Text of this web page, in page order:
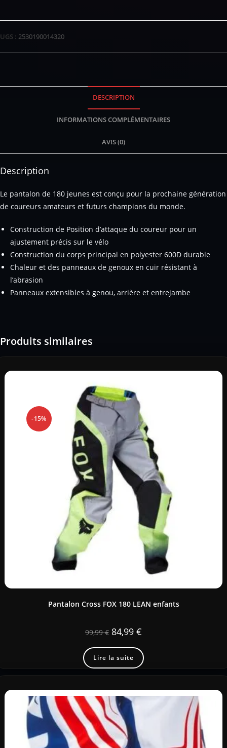
UGS : 2530190014320
DESCRIPTION
INFORMATIONS COMPLÉMENTAIRES
AVIS (0)
Description
Le pantalon de 180 jeunes est conçu pour la prochaine génération
de coureurs amateurs et futurs champions du monde.
Construction de Position d’attaque du coureur pour un
ajustement précis sur le vélo
Construction du corps principal en polyester 600D durable
Chaleur et des panneaux de genoux en cuir résistant à
l’abrasion
Panneaux extensibles à genou, arrière et entrejambe
Produits similaires
-15%
Pantalon Cross FOX 180 LEAN enfants
99,99€ 84,99 €
Lire la suite